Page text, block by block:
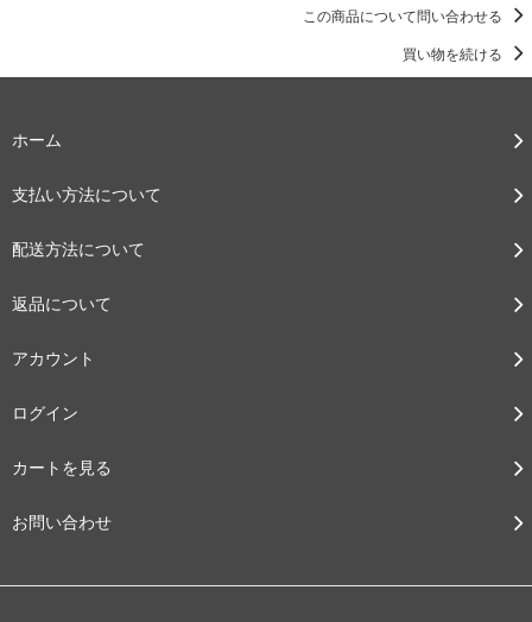
この商品について問い合わせる
買い物を続ける
ホーム
支払い方法について
配送方法について
返品について
アカウント
ログイン
カートを見る
お問い合わせ